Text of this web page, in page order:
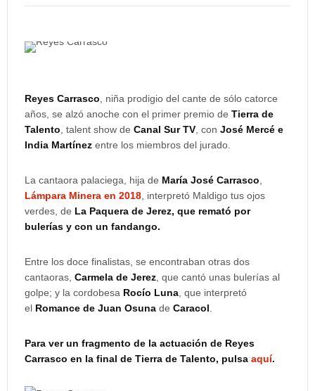
Reyes Carrasco , niña prodigio del cante de sólo catorce
años, se alzó anoche con el primer premio de Tierra de
Talento , talent show de Canal Sur TV , con José Mercé e
India Martínez entre los miembros del jurado.
La cantaora palaciega, hija de María José Carrasco
Lámpara Minera en 2018 , interpretó Maldigo tus ojos
verdes, de La Paquera de Jerez, que remató por
bulerías y con un fandango.
Entre los doce finalistas, se encontraban otras dos
cantaoras, Carmela de Jerez , que cantó unas bulerías al
golpe; y la cordobesa Rocío Luna , que interpretó
el Romance de Juan Osuna de Caracol
Para ver un fragmento de la actuación de Reyes
Carrasco en la final de Tierra de Talento, pulsa aquí.